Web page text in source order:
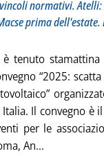
normativi.
prima
è tenuto stamattina
“2025:
Il convegno è
per le
An... Leggi